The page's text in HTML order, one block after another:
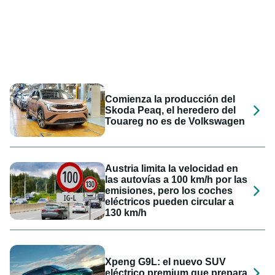
Comienza la producción del
Skoda Peaq, el heredero del
Touareg no es de Volkswagen
Austria limita la velocidad en
las autovías a 100 km/h por las
emisiones, pero los coches
eléctricos pueden circular a
130 km/h
Xpeng G9L: el nuevo SUV